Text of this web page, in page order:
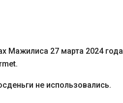
Мажилиса 27 марта 2024 года
не использовались.